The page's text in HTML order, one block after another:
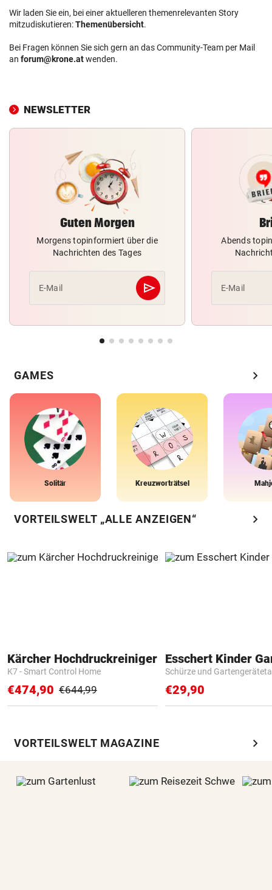
Wir laden Sie ein, bei einer aktuelleren themenrelevanten Story
mitzudiskutieren:Themenübersicht.
Bei Fragen können Sie sich gern an das Community-Team per Mail
an forum@krone.atwenden.
NEWSLETTER
Guten Morgen
Morgens topinformiert über die
Nachrichten des Tages
E-Mail send
Abschicken
Abends
E-Mail
GAMES chevron_right
Solitär Kreuzworträtsel
VORTEILSWELT „ALLE ANZEIGEN“ chevron_right
Kärcher Hochdruckreiniger
K7 - Smart Control Home
€474,90 €644,99
Schürze und
€29,90
VORTEILSWELT MAGAZINE chevron_right